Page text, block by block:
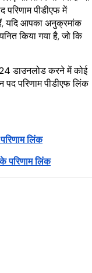
परिणाम पीडीएफ में
यदि आपका अनुक्रमांक
किया गया है, जो कि
डाउनलोड करने में कोई
पद परिणाम पीडीएफ लिंक
लिंक
लिंक